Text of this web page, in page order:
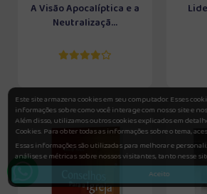
A Visão Apocalíptica e a
Neutralizaçã...
Este site armazena cookies em seu computador. Esses
informações sobre como você interage com nosso site e
Além disso, utilizamos outros cookies explicados em
Cookies. Para obter todas as informações sobre o tema,
Essas informações são utilizadas para melhorar e
análises e métricas sobre nossos visitantes, tanto nesse
Aceito